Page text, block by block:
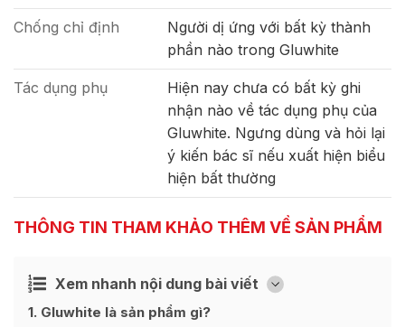
Chống chỉ định
Người dị ứng với bất kỳ thành
phần nào trong Gluwhite
Tác dụng phụ
Hiện nay chưa có bất kỳ ghi
nhận nào về tác dụng phụ của
Gluwhite. Ngưng dùng và hỏi lại
ý kiến bác sĩ nếu xuất hiện biểu
hiện bất thường
THÔNG TIN THAM KHẢO THÊM VỀ SẢN PHẨM
Xem nhanh nội dung bài viết [
Ẩn
1 Gluwhite là sản phẩm gì?